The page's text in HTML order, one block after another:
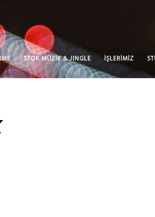
STOK MÜZİK & JINGLE İŞLERİMİZ